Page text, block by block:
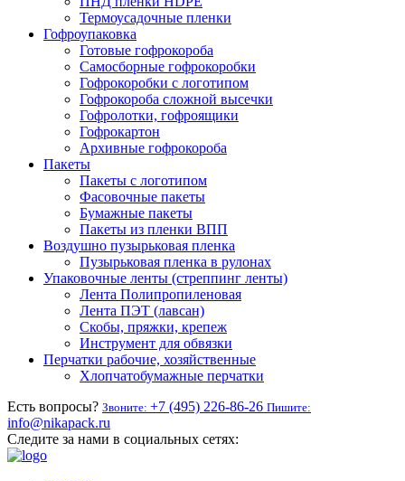
Термоусадочные пленки
Гофроупаковка
Готовые гофрокороба
Самосборные гофрокоробки
Гофрокоробки с логотипом
Гофрокороба сложной высечки
Гофролотки, гофроящики
Гофрокартон
Архивные гофрокороба
Пакеты
Пакеты с логотипом
Фасовочные пакеты
Бумажные пакеты
Пакеты из пленки ВПП
Воздушно пузырьковая пленка
Пузырьковая пленка в рулонах
Упаковочные ленты (стреппинг ленты)
Лента Полипропиленовая
Лента ПЭТ (лавсан)
Скобы, пряжки, крепеж
Инструмент для обвязки
Перчатки рабочие, хозяйственные
Хлопчатобумажные перчатки
Есть вопросы? Звоните: +7 (495) 226-86-26 Пишите:
info@nikapack.ru
Следите за нами в социальных сетях: